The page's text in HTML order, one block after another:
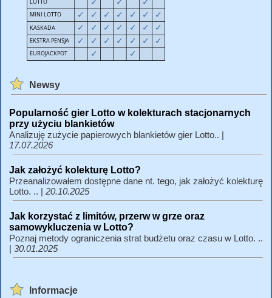
Newsy
Popularność gier Lotto w kolekturach stacjonarnych
przy użyciu blankietów
Analizuję zużycie papierowych blankietów gier Lotto.. |
17.07.2026
Jak założyć kolekturę Lotto?
Przeanalizowałem dostępne dane nt. tego, jak założyć kolekturę
Lotto. .. | 20.10.2025
Jak korzystać z limitów, przerw w grze oraz
samowykluczenia w Lotto?
Poznaj metody ograniczenia strat budżetu oraz czasu w Lotto. ..
| 30.01.2025
Informacje